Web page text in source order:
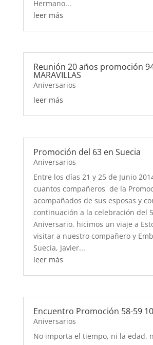
Hermano...
leer más
Reunión 20 años promoción
MARAVILLAS
Aniversarios
leer más
Promoción del 63 en Suecia
Aniversarios
Entre los días 21 y 25 de Junio
cuantos compañeros de la
acompañados de sus esposas y
continuación a la celebración del
Aniversario, hicimos un viaje a
visitar a nuestro compañero y
Suecia, Javier...
leer más
Encuentro Promoción 58-59
Aniversarios
No importa el tiempo, ni la edad,